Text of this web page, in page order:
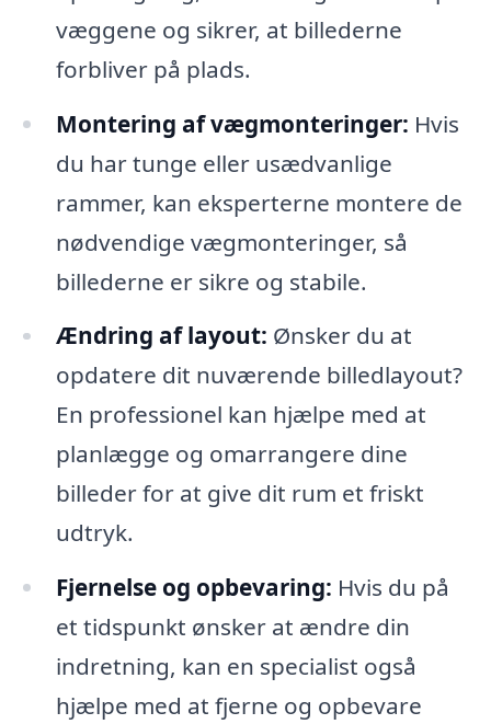
væggene og sikrer, at billederne
forbliver på plads.
Montering af vægmonteringer: Hvis
du har tunge eller usædvanlige
rammer, kan eksperterne montere de
nødvendige vægmonteringer, så
billederne er sikre og stabile.
Ændring af layout: Ønsker du at
opdatere dit nuværende billedlayout?
En professionel kan hjælpe med at
planlægge og omarrangere dine
billeder for at give dit rum et friskt
udtryk.
Fjernelse og opbevaring: Hvis du på
et tidspunkt ønsker at ændre din
indretning, kan en specialist også
hjælpe med at fjerne og opbevare